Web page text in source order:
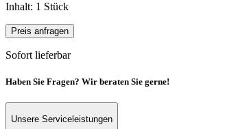
Inhalt: 1 Stück
Preis anfragen
Sofort lieferbar
Haben Sie Fragen? Wir beraten Sie gerne!
Unsere Serviceleistungen